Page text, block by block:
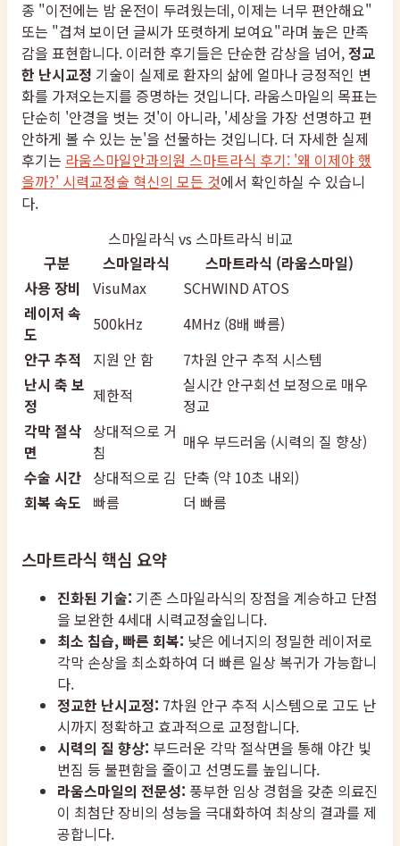
종 "이전에는 밤 운전이 두려웠는데, 이제는 너무 편안해요"
또는 "겹쳐 보이던 글씨가 또렷하게 보여요"라며 높은 만족
감을 표현합니다. 이러한 후기들은 단순한 감상을 넘어, 정교
한 난시교정 기술이 실제로 환자의 삶에 얼마나 긍정적인 변
화를 가져오는지를 증명하는 것입니다. 라움스마일의 목표는
단순히 '안경을 벗는 것'이 아니라, '세상을 가장 선명하고 편
안하게 볼 수 있는 눈'을 선물하는 것입니다. 더 자세한 실제
후기는 라움스마일안과의원 스마트라식 후기: '왜 이제야 했
을까?' 시력교정술 혁신의 모든 것에서 확인하실 수 있습니
다.
스마일라식 vs 스마트라식 비교
구분
스마일라식
스마트라식 (라움스마일)
사용 장비
VisuMax
SCHWIND ATOS
레이저 속
도
500kHz
4MHz (8배 빠름)
안구 추적
지원 안 함
7차원 안구 추적 시스템
난시 축 보
정
제한적
실시간 안구회선 보정으로 매우
정교
각막 절삭
면
상대적으로 거
침
매우 부드러움 (시력의 질 향상)
수술 시간 상대적으로 김 단축 (약 10초 내외)
회복 속도
빠름 더 빠름
스마트라식 핵심 요약
진화된 기술: 기존 스마일라식의 장점을 계승하고 단점
을 보완한 4세대 시력교정술입니다.
최소 침습, 빠른 회복: 낮은 에너지의 정밀한 레이저로
각막 손상을 최소화하여 더 빠른 일상 복귀가 가능합니
다.
정교한 난시교정: 7차원 안구 추적 시스템으로 고도 난
시까지 정확하고 효과적으로 교정합니다.
시력의 질 향상: 부드러운 각막 절삭면을 통해 야간 빛
번짐 등 불편함을 줄이고 선명도를 높입니다.
라움스마일의 전문성: 풍부한 임상 경험을 갖춘 의료진
이 최첨단 장비의 성능을 극대화하여 최상의 결과를 제
공합니다.